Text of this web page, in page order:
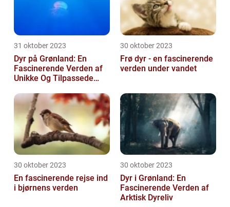
31 oktober 2023
Dyr på Grønland: En
Fascinerende Verden af
Unikke Og Tilpassede
30 oktober 2023
Frø dyr - en fascinerende
verden under vandet
30 oktober 2023
En fascinerende rejse ind
i bjørnens verden
30 oktober 2023
Dyr i Grønland: En
Fascinerende Verden af
Arktisk Dyreliv